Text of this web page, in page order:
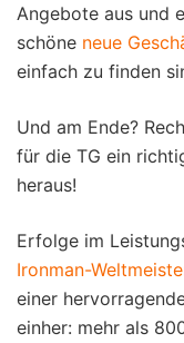
Angebote aus und
schöne neue
einfach zu finden
Und am Ende?
für die TG ein
heraus!
Erfolge im
Ironman-
einer
einher: mehr als